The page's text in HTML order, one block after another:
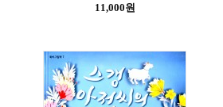
11,000원